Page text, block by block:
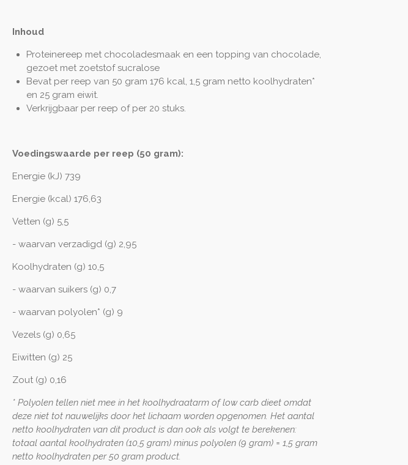
Inhoud
Proteinereep met chocoladesmaak en een topping van chocolade,
gezoet met zoetstof sucralose
Bevat per reep van 50 gram 176 kcal, 1,5 gram netto koolhydraten*
en 25 gram eiwit.
Verkrijgbaar per reep of per 20 stuks.
Voedingswaarde per reep (50 gram):
Energie (kJ) 739
Energie (kcal) 176,63
Vetten (g) 5,5
- waarvan verzadigd (g) 2,95
Koolhydraten (g) 10,5
- waarvan suikers (g) 0,7
- waarvan polyolen* (g) 9
Vezels (g) 0,65
Eiwitten (g) 25
Zout (g) 0,16
* Polyolen tellen niet mee in het koolhydraatarm of low carb dieet omdat
deze niet tot nauwelijks door het lichaam worden opgenomen. Het aantal
netto koolhydraten van dit product is dan ook als volgt te berekenen:
totaal aantal koolhydraten (10,5 gram) minus polyolen (9 gram) = 1,5 gram
netto koolhydraten per 50 gram product.